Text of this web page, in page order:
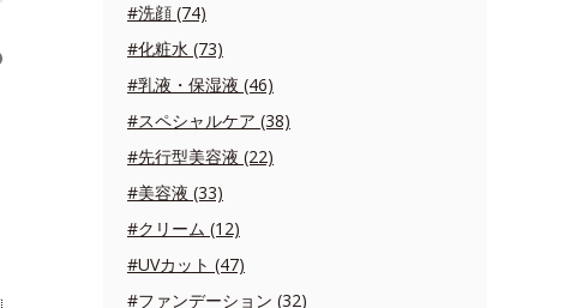
#洗顔 (74)
#化粧水 (73)
#乳液・保湿液 (46)
#スペシャルケア (38)
#先行型美容液 (22)
#美容液 (33)
#クリーム (12)
#UVカット (47)
#ファンデーション (32)